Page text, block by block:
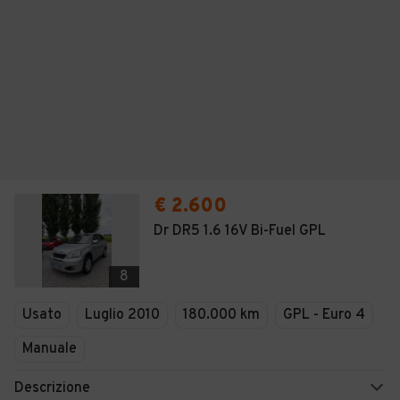
8
€ 2.600
Dr DR5 1.6 16V Bi-Fuel GPL
Usato Luglio 2010 180.000 km
GPL - Euro 4
Manuale
Descrizione